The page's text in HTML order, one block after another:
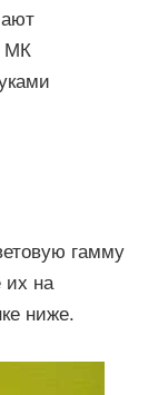
МК
гамму
их на
ниже.